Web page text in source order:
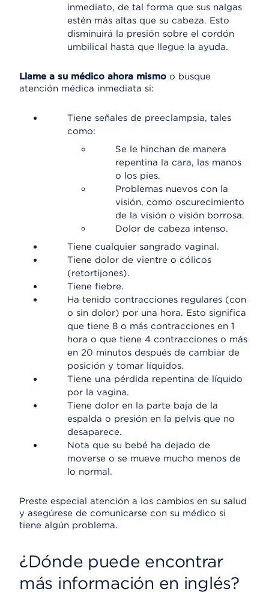
inmediato, de tal forma que sus nalgas
estén más altas que su cabeza. Esto
disminuirá la presión sobre el cordón
umbilical hasta que llegue la ayuda.
Llame a su médico ahora mismo o busque
atención médica inmediata si:
Tiene señales de preeclampsia, tales
como:
Se le hinchan de manera
repentina la cara, las manos
o los pies.
Problemas nuevos con la
visión, como oscurecimiento
de la visión o visión borrosa.
Dolor de cabeza intenso.
Tiene cualquier sangrado vaginal.
Tiene dolor de vientre o cólicos
(retortijones).
Tiene fiebre.
Ha tenido contracciones regulares (con
o sin dolor) por una hora. Esto significa
que tiene 8 o más contracciones en 1
hora o que tiene 4 contracciones o más
en 20 minutos después de cambiar de
posición y tomar líquidos.
Tiene una pérdida repentina de líquido
por la vagina.
Tiene dolor en la parte baja de la
espalda o presión en la pelvis que no
desaparece.
Nota que su bebé ha dejado de
moverse o se mueve mucho menos de
lo normal.
Preste especial atención a los cambios en su salud
y asegúrese de comunicarse con su médico si
tiene algún problema.
¿Dónde puede encontrar
más información en inglés?